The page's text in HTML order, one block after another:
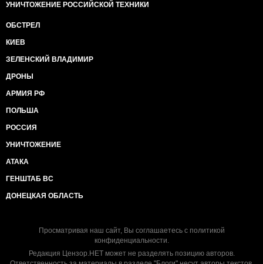
УНИЧТОЖЕНИЕ РОССИЙСКОЙ ТЕХНИКИ
ОБСТРЕЛ
КИЕВ
ЗЕЛЕНСКИЙ ВЛАДИМИР
ДРОНЫ
АРМИЯ РФ
ПОЛЬША
РОССИЯ
УНИЧТОЖЕНИЕ
АТАКА
ГЕНШТАБ ВС
ДОНЕЦКАЯ ОБЛАСТЬ
Просматривая наш сайт, Вы соглашаетесь с политикой
конфиденциальности.
Редакция Цензор.НЕТ может не разделять позицию авторов.